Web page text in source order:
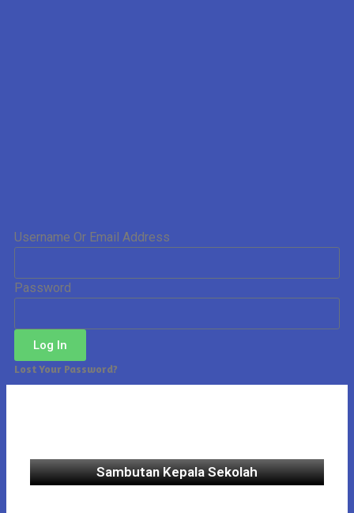
Username Or Email Address
Password
Log In
Lost Your Password?
Sambutan Kepala Sekolah